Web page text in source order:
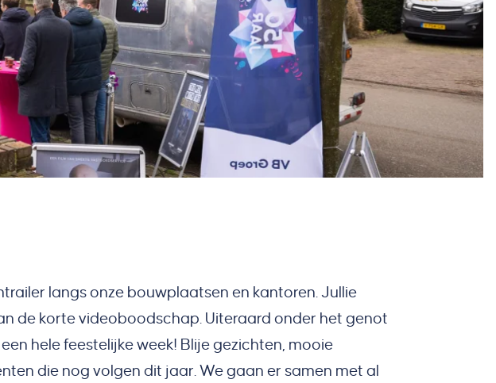
langs onze bouwplaatsen en kantoren. Jullie
de korte videoboodschap. Uiteraard onder het genot
hele feestelijke week! Blije gezichten, mooie
die nog volgen dit jaar. We gaan er samen met al